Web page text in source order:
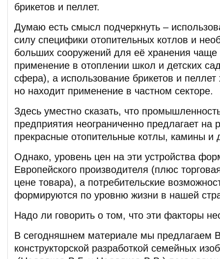
брикетов и пеллет.
Думаю есть смысл подчеркнуть –
силу специфики отопительных котлов и
больших сооружений для её хранения чаще
применение в отоплении школ и детских
сфера), а использование брикетов и
но находит применение в частном секторе.
Здесь уместно сказать, что
предприятия неограниченно предлагает на
прекрасные отопительные котлы, камины и
Однако, уровень цен на эти устройства
Европейского производителя (плюс
цене товара), а потребительские
формируются по уровню жизни в нашей
Надо ли говорить о том, что эти факторы
В сегодняшнем материале мы предлагаем
конструкторской разработкой семейных